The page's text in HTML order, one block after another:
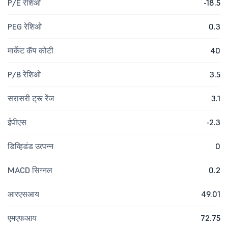
P/E रेशिओ -18.5
PEG रेशिओ 0.3
मार्केट कॅप कोटी 40
P/B रेशिओ 3.5
सरासरी ट्रू रेंज 3.1
ईपीएस -2.3
डिव्हिडंड उत्पन्न 0
MACD सिग्नल 0.2
आरएसआय 49.01
एमएफआय 72.75